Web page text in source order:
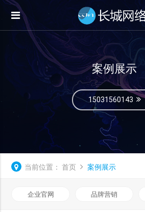
案例展示
15031560143
当前位置： 首页 案例展示
企业官网 品牌营销